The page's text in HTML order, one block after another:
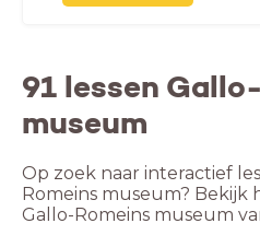
91 lessen
museum
Op zoek naar interactief
Romeins museum? Bekijk
Gallo-Romeins museum